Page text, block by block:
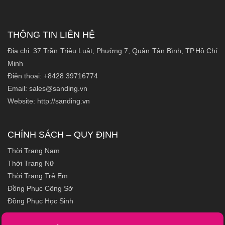
THÔNG TIN LIÊN HỆ
Địa chỉ: 37 Trần Triệu Luật, Phường 7, Quận Tân Bình, TP.Hồ Chí
Minh
Điện thoại: +8428 39716774
Email: sales@sanding.vn
Website: http://sanding.vn
CHÍNH SÁCH – QUY ĐỊNH
Thời Trang Nam
Thời Trang Nữ
Thời Trang Trẻ Em
Đồng Phục Công Sở
Đồng Phục Học Sinh